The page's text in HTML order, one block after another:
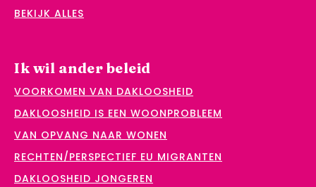
BEKIJK ALLES
Ik wil ander beleid
VOORKOMEN VAN DAKLOOSHEID
DAKLOOSHEID IS EEN WOONPROBLEEM
VAN OPVANG NAAR WONEN
RECHTEN/PERSPECTIEF EU MIGRANTEN
DAKLOOSHEID JONGEREN